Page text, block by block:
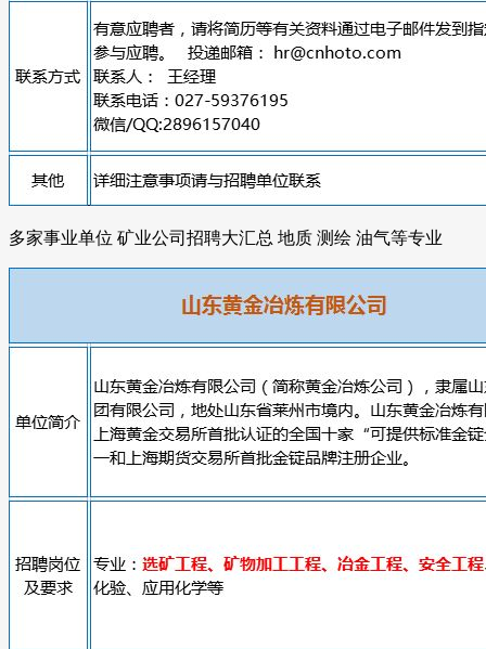
多家事业单位 矿业公司招聘大汇总 地质 测绘 油气等专业